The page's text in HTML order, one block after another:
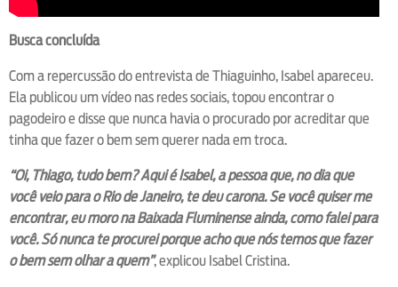
Busca concluída
Com a repercussão do entrevista de Thiaguinho, Isabel apareceu.
Ela publicou um vídeo nas redes sociais, topou encontrar o
pagodeiro e disse que nunca havia o procurado por acreditar que
tinha que fazer o bem sem querer nada em troca.
“Oi, Thiago, tudo bem? Aqui é Isabel, a pessoa que, no dia que
você veio para o Rio de Janeiro, te deu carona. Se você quiser me
encontrar, eu moro na Baixada Fluminense ainda, como falei para
você. Só nunca te procurei porque acho que nós temos que fazer
o bem sem olhar a quem”, explicou Isabel Cristina.